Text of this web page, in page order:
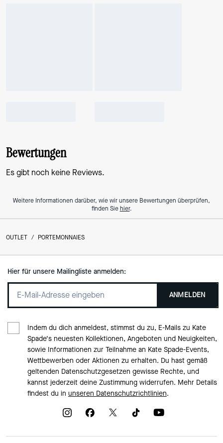
Bewertungen
Es gibt noch keine Reviews.
Weitere Informationen darüber, wie wir unsere Bewertungen überprüfen,
finden Siehier.
OUTLET / PORTEMONNAIES
Hier für unsere Mailingliste anmelden:
ANMELDEN
Indem du dich anmeldest, stimmst du zu, E-Mails zu Kate
Spade‘s neuesten Kollektionen, Angeboten und Neuigkeiten,
sowie Informationen zur Teilnahme an Kate Spade-Events,
Wettbewerben oder Aktionen zu erhalten. Du hast gemäß
geltenden Datenschutzgesetzen gewisse Rechte, und
kannst jederzeit deine Zustimmung widerrufen. Mehr Details
findest du in unseren Datenschutzrichtlinien.